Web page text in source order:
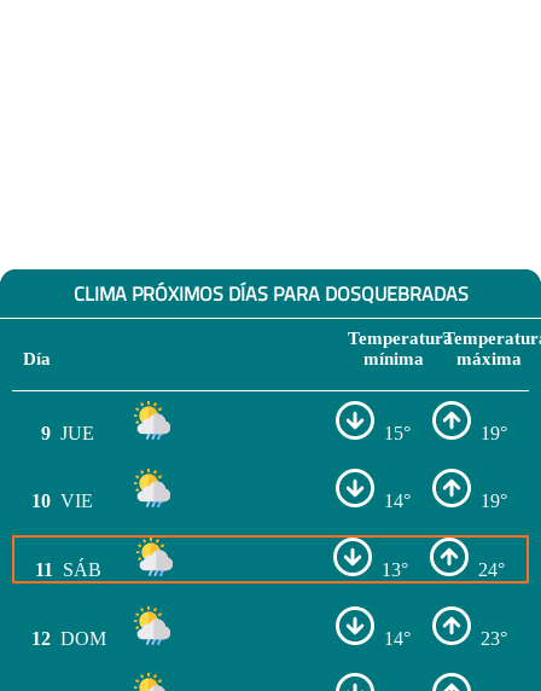
CLIMA PRÓXIMOS DÍAS PARA DOSQUEBRADAS
Día
Temperatura
mínima
máxima
9 JUE 15° 19°
10 VIE 14° 19°
11 SÁB 13° 24°
12 DOM 14° 23°